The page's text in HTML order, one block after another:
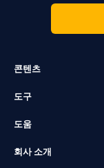
콘텐츠
도구
도움
회사 소개